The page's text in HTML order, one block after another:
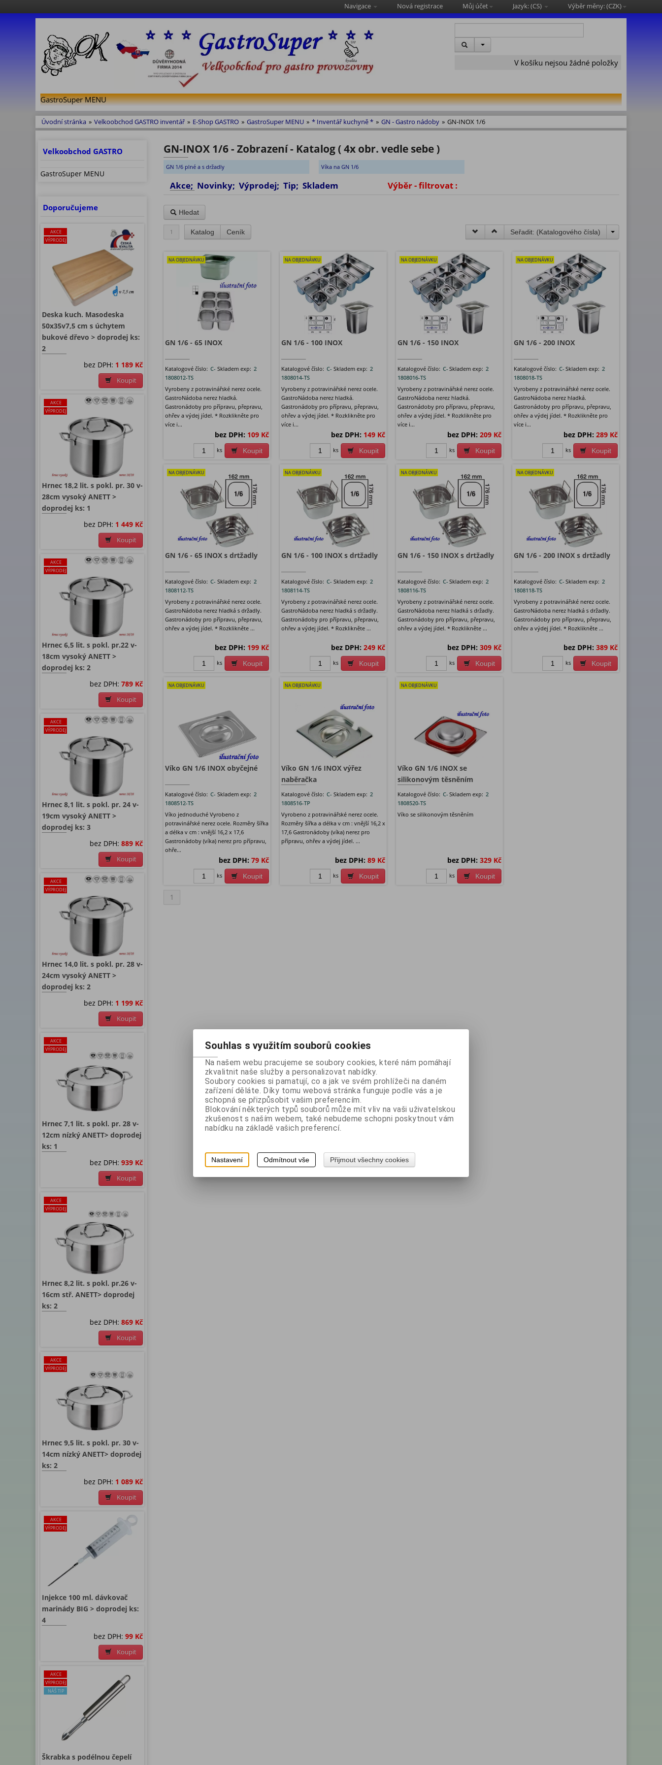
Navigace Nová registrace Můj účet Jazyk: (CS) Výběr měny: (CZK)
V košíku nejsou žádné položky
GastroSuper MENU
Úvodní stránka » Velkoobchod GASTRO inventář » E-Shop GASTRO » GastroSuper MENU » * Inventář kuchyně * » GN - Gastro nádoby » GN-INOX 1/6
Velkoobchod GASTRO
GastroSuper MENU
Doporučujeme
AKCE
VÝPRODEJ
Deska kuch. Masodeska
50x35v7,5 cm s úchytem
bukové dřevo > doprodej ks:
2
bez DPH: 1 189 Kč
Koupit
AKCE
VÝPRODEJ
Hrnec 18,2 lit. s pokl. pr. 30 v-
28cm vysoký ANETT >
doprodej ks: 1
bez DPH: 1 449 Kč
Koupit
AKCE
VÝPRODEJ
Hrnec 6,5 lit. s pokl. pr.22 v-
18cm vysoký ANETT >
doprodej ks: 2
bez DPH: 789 Kč
Koupit
AKCE
VÝPRODEJ
Hrnec 8,1 lit. s pokl. pr. 24 v-
19cm vysoký ANETT >
doprodej ks: 3
bez DPH: 889 Kč
Koupit
AKCE
VÝPRODEJ
Hrnec 14,0 lit. s pokl. pr. 28 v-
24cm vysoký ANETT >
doprodej ks: 2
bez DPH: 1 199 Kč
Koupit
AKCE
VÝPRODEJ
Hrnec 7,1 lit. s pokl. pr. 28 v-
12cm nízký ANETT> doprodej
ks: 1
bez DPH: 939 Kč
Koupit
AKCE
VÝPRODEJ
Hrnec 8,2 lit. s pokl. pr.26 v-
16cm stř. ANETT> doprodej
ks: 2
bez DPH: 869 Kč
Koupit
AKCE
VÝPRODEJ
Hrnec 9,5 lit. s pokl. pr. 30 v-
14cm nízký ANETT> doprodej
ks: 2
bez DPH: 1 089 Kč
Koupit
AKCE
VÝPRODEJ
Injekce 100 ml. dávkovač
marinády BIG > doprodej ks:
4
bez DPH: 99 Kč
Koupit
AKCE
VÝPRODEJ
NÁŠ TIP
Škrabka s podélnou čepelí
GN-INOX 1/6 - Zobrazení - Katalog ( 4x obr. vedle sebe )
GN 1/6 plné a s držadly Víka na GN 1/6
Akce; Novinky; Výprodej; Tip; Skladem Výběr - filtrovat :
Hledat
1 Katalog Ceník Seřadit: (Katalogového čísla)
NA OBJEDNÁVKU
GN 1/6 - 65 INOX
Katalogové číslo: C-
1808012-TS
Skladem exp: 2
Vyrobeny z potravinářské nerez ocele.
GastroNádoba nerez hladká.
Gastronádoby pro přípravu, přepravu,
ohřev a výdej jídel. * Rozklikněte pro
více i...
bez DPH: 109 Kč
Koupit
ks
NA OBJEDNÁVKU
GN 1/6 - 100 INOX
Katalogové číslo: C-
1808014-TS
Skladem exp: 2
Vyrobeny z potravinářské nerez ocele.
GastroNádoba nerez hladká.
Gastronádoby pro přípravu, přepravu,
ohřev a výdej jídel. * Rozklikněte pro
více i...
bez DPH: 149 Kč
Koupit
ks
NA OBJEDNÁVKU
GN 1/6 - 150 INOX
Katalogové číslo: C-
1808016-TS
Skladem exp: 2
Vyrobeny z potravinářské nerez ocele.
GastroNádoba nerez hladká.
Gastronádoby pro přípravu, přepravu,
ohřev a výdej jídel. * Rozklikněte pro
více i...
bez DPH: 209 Kč
Koupit
ks
NA OBJEDNÁVKU
GN 1/6 - 200 INOX
Katalogové číslo: C-
1808018-TS
Skladem exp: 2
Vyrobeny z potravinářské nerez ocele.
GastroNádoba nerez hladká.
Gastronádoby pro přípravu, přepravu,
ohřev a výdej jídel. * Rozklikněte pro
více i...
bez DPH: 289 Kč
Koupit
ks
NA OBJEDNÁVKU
GN 1/6 - 65 INOX s drtžadly
Katalogové číslo: C-
1808112-TS
Skladem exp: 2
Vyrobeny z potravinářské nerez ocele.
GastroNádoba nerez hladká s držadly.
Gastronádoby pro přípravu, přepravu,
ohřev a výdej jídel. * Rozklikněte ...
bez DPH: 199 Kč
Koupit
ks
NA OBJEDNÁVKU
GN 1/6 - 100 INOX s drtžadly
Katalogové číslo: C-
1808114-TS
Skladem exp: 2
Vyrobeny z potravinářské nerez ocele.
GastroNádoba nerez hladká s držadly.
Gastronádoby pro přípravu, přepravu,
ohřev a výdej jídel. * Rozklikněte ...
bez DPH: 249 Kč
Koupit
ks
NA OBJEDNÁVKU
GN 1/6 - 150 INOX s drtžadly
Katalogové číslo: C-
1808116-TS
Skladem exp: 2
Vyrobeny z potravinářské nerez ocele.
GastroNádoba nerez hladká s držadly.
Gastronádoby pro přípravu, přepravu,
ohřev a výdej jídel. * Rozklikněte ...
bez DPH: 309 Kč
Koupit
ks
NA OBJEDNÁVKU
GN 1/6 - 200 INOX s drtžadly
Katalogové číslo: C-
1808118-TS
Skladem exp: 2
Vyrobeny z potravinářské nerez ocele.
GastroNádoba nerez hladká s držadly.
Gastronádoby pro přípravu, přepravu,
ohřev a výdej jídel. * Rozklikněte ...
bez DPH: 389 Kč
Koupit
ks
NA OBJEDNÁVKU
Víko GN 1/6 INOX obyčejné
Katalogové číslo: C-
1808512-TS
Skladem exp: 2
Víko jednoduché Vyrobeno z
potravinářské nerez ocele. Rozměry šířka
a délka v cm : vnější 16,2 x 17,6
Gastronádoby (víka) nerez pro přípravu,
ohře...
bez DPH: 79 Kč
Koupit
ks
NA OBJEDNÁVKU
Víko GN 1/6 INOX výřez
naběračka
Katalogové číslo: C-
1808516-TP
Skladem exp: 2
Vyrobeno z potravinářské nerez ocele.
Rozměry šířka a délka v cm : vnější 16,2 x
17,6 Gastronádoby (víka) nerez pro
přípravu, ohřev a výdej jídel. ...
bez DPH: 89 Kč
Koupit
ks
NA OBJEDNÁVKU
Víko GN 1/6 INOX se
silikonovým těsněním
Katalogové číslo: C-
1808520-TS
Skladem exp: 2
Víko se silikonovým těsněním
bez DPH: 329 Kč
Koupit
ks
1
Souhlas s využitím souborů cookies
Na našem webu pracujeme se soubory cookies, které nám pomáhají
zkvalitnit naše služby a personalizovat nabídky.
Soubory cookies si pamatují, co a jak ve svém prohlížeči na daném
zařízení děláte. Díky tomu webová stránka funguje podle vás a je
schopná se přizpůsobit vašim preferencím.
Blokování některých typů souborů může mít vliv na vaši uživatelskou
zkušenost s naším webem, také nebudeme schopni poskytnout vám
nabídku na základě vašich preferencí.
Nastavení Odmítnout vše Přijmout všechny cookies